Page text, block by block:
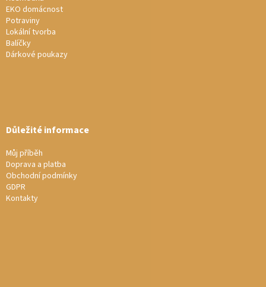
EKO domácnost
Potraviny
Lokální tvorba
Balíčky
Dárkové poukazy
Důležité informace
Můj příběh
Doprava a platba
Obchodní podmínky
GDPR
Kontakty